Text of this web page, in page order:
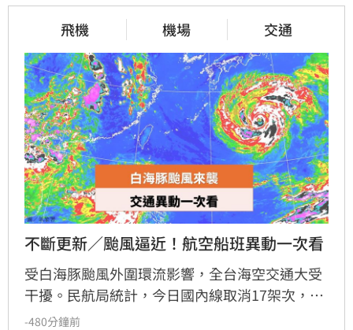
飛機 機場 交通
不斷更新／颱風逼近！航空船班異動一次看
受白海豚颱風外圍環流影響，全台海空交通大受
干擾。民航局統計，今日國內線取消17架次，國
際暨兩岸航線取消61架次、延誤3架次。星宇航
-480分鐘前